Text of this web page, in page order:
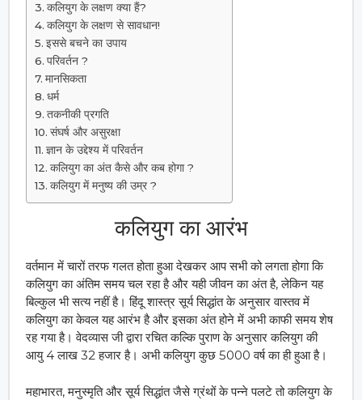
कलियुग के लक्षण क्या हैं?
कलियुग के लक्षण से सावधान!
इससे बचने का उपाय
परिवर्तन ?
मानसिकता
धर्म
तकनीकी प्रगति
संघर्ष और असुरक्षा
ज्ञान के उद्देश्य में परिवर्तन
कलियुग का अंत कैसे और कब होगा ?
कलियुग में मनुष्य की उम्र ?
कलियुग का आरंभ
वर्तमान में चारों तरफ गलत होता हुआ देखकर आप सभी को लगता होगा कि
कलियुग का अंतिम समय चल रहा है और यही जीवन का अंत है, लेकिन यह
बिल्कुल भी सत्य नहीं है। हिंदू शास्त्र सूर्य सिद्धांत के अनुसार वास्तव में
कलियुग का केवल यह आरंभ है और इसका अंत होने में अभी काफी समय शेष
रह गया है। वेदव्यास जी द्वारा रचित कल्कि पुराण के अनुसार कलियुग की
आयु 4 लाख 32 हजार है। अभी कलियुग कुछ 5000 वर्ष का ही हुआ है।
महाभारत, मनुस्मृति और सूर्य सिद्धांत जैसे ग्रंथों के पन्ने पलटे तो कलियुग के